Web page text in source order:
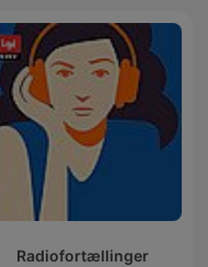
Radiofortællinger